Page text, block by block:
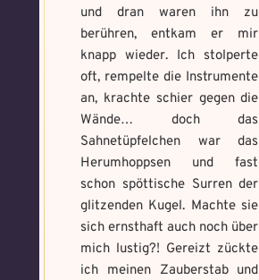
und dran waren ihn zu
berühren, entkam er mir
knapp wieder. Ich stolperte
oft, rempelte die Instrumente
an, krachte schier gegen die
Wände… doch das
Sahnetüpfelchen war das
Herumhoppsen und fast
schon spöttische Surren der
glitzenden Kugel. Machte sie
sich ernsthaft auch noch über
mich lustig?! Gereizt zückte
ich meinen Zauberstab und